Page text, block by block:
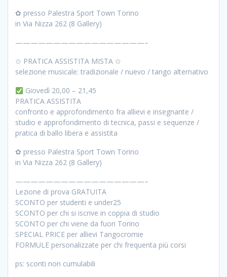
✿ presso Palestra Sport Town Torino
in Via Nizza 262 (8 Gallery)
—————————————————–
✩ PRATICA ASSISTITA MISTA ✩
selezione musicale: tradizionale / nuevo / tango alternativo
Giovedì 20,00 – 21,45
PRATICA ASSISTITA
confronto e approfondimento fra allievi e insegnante /
studio e approfondimento di tecnica, passi e sequenze /
pratica di ballo libera e assistita
✿ presso Palestra Sport Town Torino
in Via Nizza 262 (8 Gallery)
—————————————————–
Lezione di prova GRATUITA
SCONTO per studenti e under25
SCONTO per chi si iscrive in coppia di studio
SCONTO per chi viene da fuori Torino
SPECIAL PRICE per allievi Tangocromie
FORMULE personalizzate per chi frequenta più corsi
ps: sconti non cumulabili